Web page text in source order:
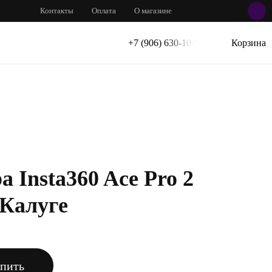
Контакты Оплата О магазине
+7 (906) 630-10-91 Корзина
Insta360 Ace Pro 2